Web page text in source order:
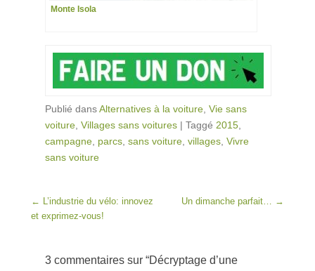
Monte Isola
Publié dansAlternatives à la voiture Vie sans
voiture Villages sans voitures | Taggé 2015
campagne parcs sans voiture villages Vivre
sans voiture
Post navigation
←
L’industrie du vélo: innovez
et exprimez-vous!
Un dimanche parfait… →
3 commentaires sur “Décryptage d’une